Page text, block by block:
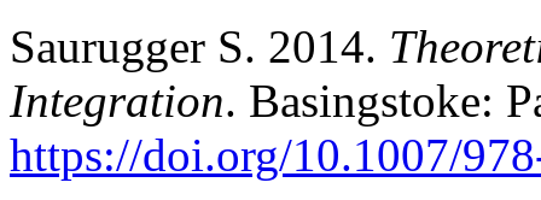
Saurugger S. 2014.
Integration. Basingstoke:
https://doi.org/10.1007/